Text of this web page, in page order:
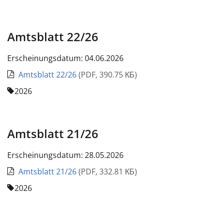
Amtsblatt 22/26
Erscheinungsdatum: 04.06.2026
Amtsblatt 22/26(PDF, 390.75 КБ)
2026
Amtsblatt 21/26
Erscheinungsdatum: 28.05.2026
Amtsblatt 21/26(PDF, 332.81 КБ)
2026